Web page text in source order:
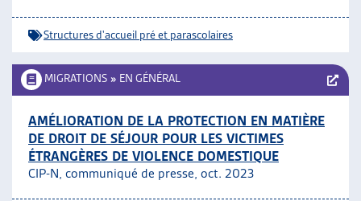
Structures d'accueil pré et parascolaires
MIGRATIONS » EN GÉNÉRAL
AMÉLIORATION DE LA PROTECTION EN MATIÈRE
DE DROIT DE SÉJOUR POUR LES VICTIMES
ÉTRANGÈRES DE VIOLENCE DOMESTIQUE
CIP-N, communiqué de presse, oct. 2023